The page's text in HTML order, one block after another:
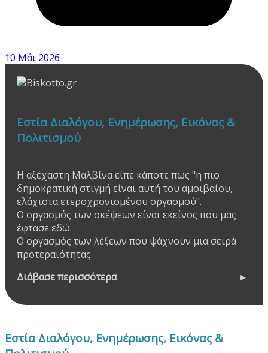
10 Μάι 2026
Εστία Διαλόγου, Ενημέρωσης, Εικόνας &
Πολιτισμού
Η αξέχαστη Μαλβίνα είπε κάποτε πως "η πιο
δημοκρατική στιγμή είναι αυτή του αμοιβαίου,
ελάχιστα ετεροχρονισμένου οργασμού".
Ο οργασμός των σκέψεων είναι εκείνος που μας
έφτασε εδώ.
Ο οργασμός των λέξεων που ψάχνουν μια σειρά
προτεραιότητας.
Διάβασε περισσότερα
Εστία Διαλόγου, Ενημέρωσης, Εικόνας &